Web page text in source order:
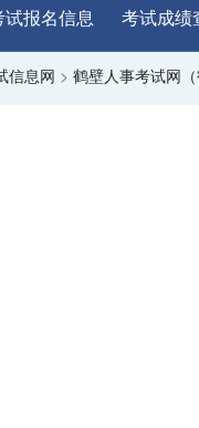
试报名信息 考试成绩
信息网 > 鹤壁人事考试网